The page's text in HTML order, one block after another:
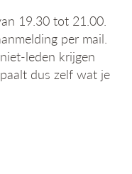
19.30 tot 21.00.
per mail.
leden krijgen
dus zelf wat je